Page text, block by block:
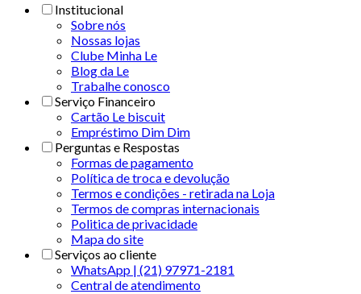
Institucional
Sobre nós
Nossas lojas
Clube Minha Le
Blog da Le
Trabalhe conosco
Serviço Financeiro
Cartão Le biscuit
Empréstimo Dim Dim
Perguntas e Respostas
Formas de pagamento
Política de troca e devolução
Termos e condições - retirada na Loja
Termos de compras internacionais
Politica de privacidade
Mapa do site
Serviços ao cliente
WhatsApp | (21) 97971-2181
Central de atendimento